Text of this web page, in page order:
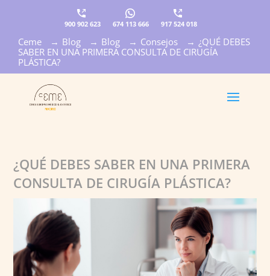
900 902 623 674 113 666 917 524 018
Ceme → Blog → Blog → Consejos → ¿QUÉ DEBES
SABER EN UNA PRIMERA CONSULTA DE CIRUGÍA
PLÁSTICA?
¿QUÉ DEBES SABER EN UNA PRIMERA
CONSULTA DE CIRUGÍA PLÁSTICA?